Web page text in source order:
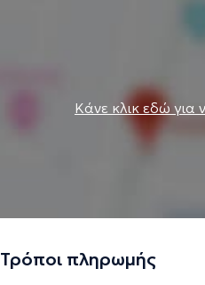
Κάνε κλικ εδώ για
Τρόποι πληρωμής